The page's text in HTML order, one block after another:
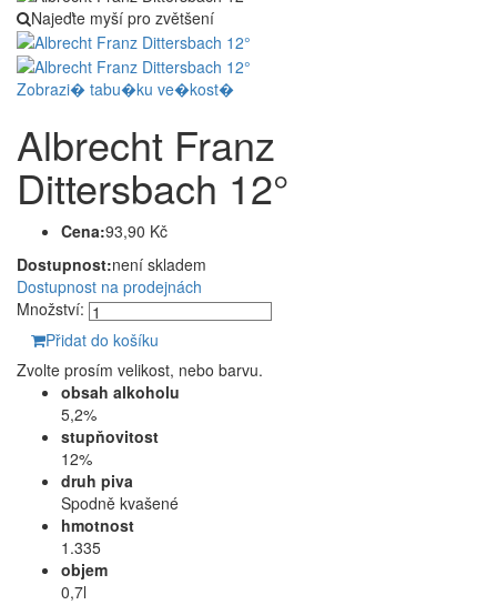
Najeďte myší pro zvětšení
Zobrazi� tabu�ku ve�kost�
Albrecht Franz
Dittersbach 12°
Cena:93,90 Kč
Dostupnost:není skladem
Dostupnost na prodejnách
Množství:
Přidat do košíku
Zvolte prosím velikost, nebo barvu.
obsah alkoholu
5,2%
stupňovitost
12%
druh piva
Spodně kvašené
hmotnost
1.335
objem
0,7l